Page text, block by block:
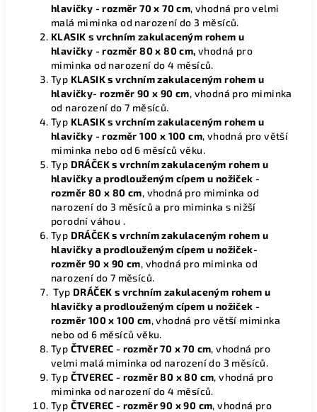
hlavičky - rozměr 70 x 70 cm, vhodná pro velmi
malá miminka od narození do 3 měsíců.
KLASIK s vrchním zakulaceným rohem u
hlavičky - rozměr 80 x 80 cm,vhodná pro
miminka od narození do 4 měsíců.
Typ KLASIK s vrchním zakulaceným rohem u
hlavičky- rozměr 90 x 90 cm, vhodná pro miminka
od narození do 7 měsíců.
Typ KLASIK s vrchním zakulaceným rohem u
hlavičky - rozměr 100 x 100 cm, vhodná pro větší
miminka nebo od 6 měsíců věku.
Typ DRÁČEK s vrchním zakulaceným rohem u
hlavičky a prodlouženým cípem u nožiček -
rozměr 80 x 80 cm, vhodná pro miminka od
narození do 3 měsíců a pro miminka s nižší
porodní váhou .
Typ DRÁČEK s vrchním zakulaceným rohem u
hlavičky a prodlouženým cípem u nožiček-
rozměr 90 x 90 cm, vhodná pro miminka od
narození do 7 měsíců.
Typ DRÁČEK s vrchním zakulaceným rohem u
hlavičky a prodlouženým cípem u nožiček -
rozměr 100 x 100 cm, vhodná pro větší miminka
nebo od 6 měsíců věku.
Typ ČTVEREC - rozměr 70 x 70 cm, vhodná pro
velmi malá miminka od narození do 3 měsíců.
Typ ČTVEREC - rozměr 80 x 80 cm, vhodná pro
miminka od narození do 4 měsíců.
Typ ČTVEREC - rozměr 90 x 90 cm, vhodná pro